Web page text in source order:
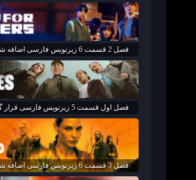
فصل 2 قسمت 6 زیرنویس فارسی اضافه شد
فصل اول قسمت 5 زیرنویس فارسی قرار گرفت
فصل 3 قسمت 6 زیرنویس فارسی اضافه شد